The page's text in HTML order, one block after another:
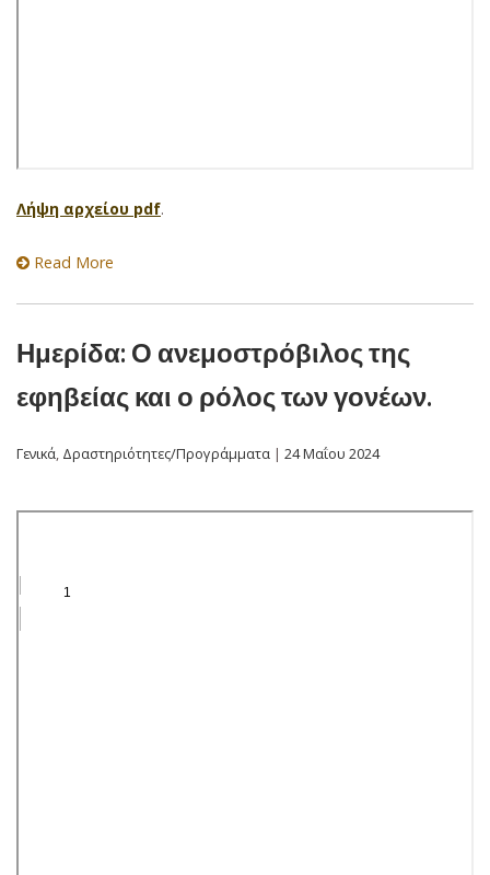
Λήψη αρχείου pdf.
Read More
Ημερίδα: Ο ανεμοστρόβιλος της
εφηβείας και ο ρόλος των γονέων.
Γενικά, Δραστηριότητες/Προγράμματα | 24 Μαΐου 2024